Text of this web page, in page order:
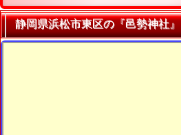
静岡県浜松市東区の『邑勢神社』